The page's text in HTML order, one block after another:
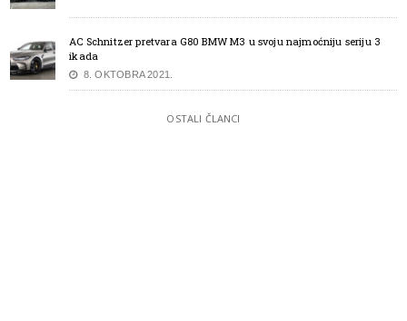
AC Schnitzer pretvara G80 BMW M3 u svoju najmoćniju seriju 3
ikada
8. OKTOBRA 2021.
OSTALI ČLANCI